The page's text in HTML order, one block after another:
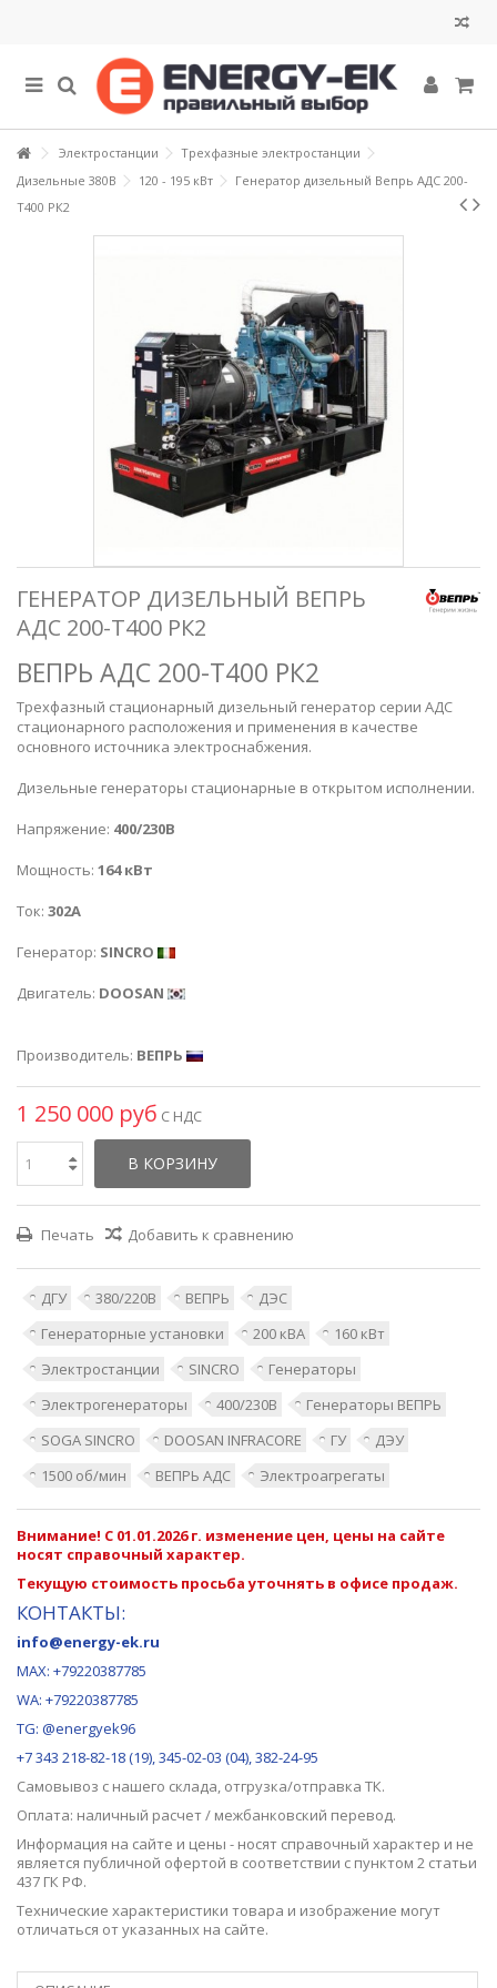
Электростанции
Трехфазные электростанции
Дизельные 380В
120 - 195 кВт
Генератор дизельный Вепрь АДС 200-
Т400 РК2
ГЕНЕРАТОР ДИЗЕЛЬНЫЙ ВЕПРЬ
АДС 200-Т400 РК2
ВЕПРЬ АДС 200-Т400 РК2
Трехфазный стационарный дизельный генератор серии АДС
стационарного расположения и применения в качестве
основного источника электроснабжения.
Дизельные генераторы стационарные в открытом исполнении.
Напряжение: 400/230В
Мощность: 164 кВт
Ток: 302А
Генератор: SINCRO
Двигатель: DOOSAN
Производитель: ВЕПРЬ
1 250 000 руб С НДС
В КОРЗИНУ
Печать Добавить к сравнению
ДГУ 380/220В ВЕПРЬ
ДЭС
Генераторные установки
200 кВА
160 кВт
Электростанции
SINCRO
Генераторы
Электрогенераторы
400/230В
Генераторы ВЕПРЬ
SOGA SINCRO
DOOSAN INFRACORE ГУ
ДЭУ
1500 об/мин
ВЕПРЬ АДС Электроагрегаты
Внимание! С 01.01.2026 г. изменение цен, цены на сайте
носят справочный характер.
Текущую стоимость просьба уточнять в офисе продаж.
КОНТАКТЫ:
info@energy-ek.ru
MAX: +79220387785
WA: +79220387785
TG: @energyek96
+7 343 218-82-18 (19), 345-02-03 (04), 382-24-95
Самовывоз с нашего склада, отгрузка/отправка ТК.
Оплата: наличный расчет / межбанковский перевод.
Информация на сайте и цены - носят справочный характер и не
является публичной офертой в соответствии с пунктом 2 статьи
437 ГК РФ.
Технические характеристики товара и изображение могут
отличаться от указанных на сайте.